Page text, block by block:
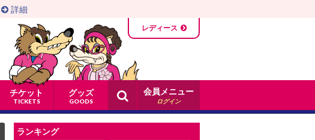
チケット
TICKETS
グッズ
GOODS
詳細
レディース
会員メニュー
ログイン
ランキング